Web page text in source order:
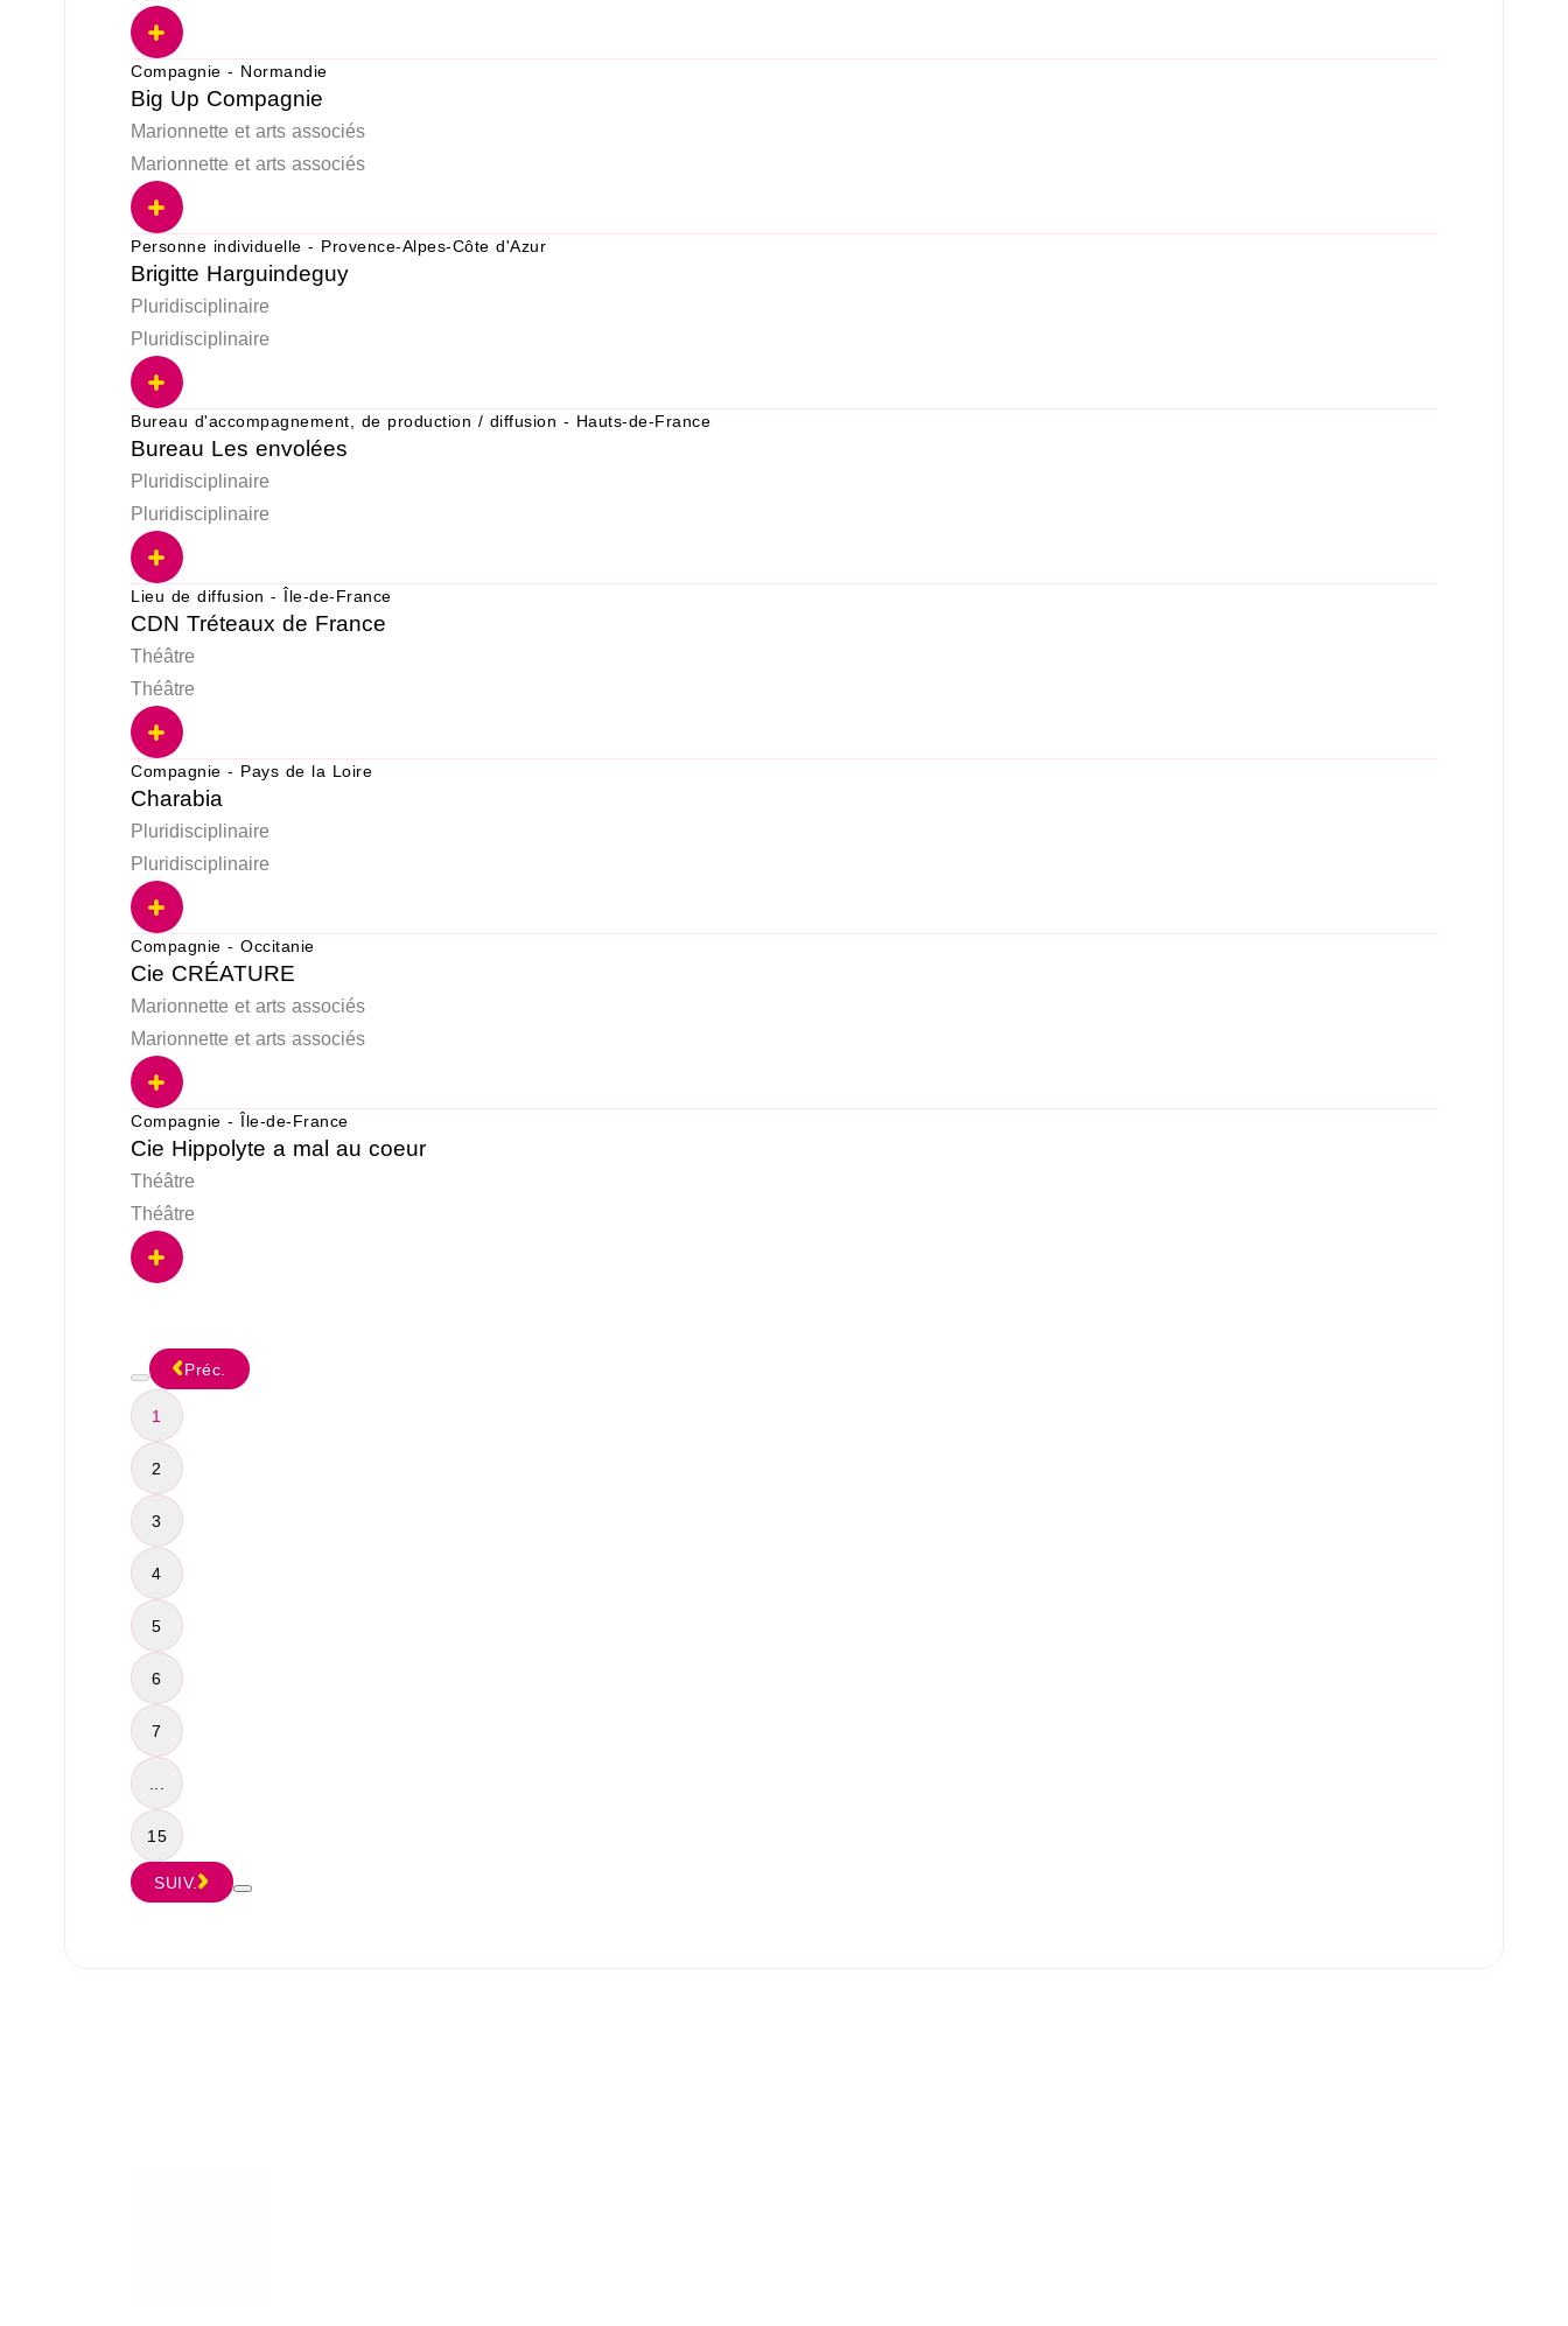
Compagnie - Normandie
Big Up Compagnie
Marionnette et arts associés
Marionnette et arts associés
Personne individuelle - Provence-Alpes-Côte d'Azur
Brigitte Harguindeguy
Pluridisciplinaire
Pluridisciplinaire
Bureau d'accompagnement, de production / diffusion - Hauts-de-France
Bureau Les envolées
Pluridisciplinaire
Pluridisciplinaire
Lieu de diffusion - Île-de-France
CDN Tréteaux de France
Théâtre
Théâtre
Compagnie - Pays de la Loire
Charabia
Pluridisciplinaire
Pluridisciplinaire
Compagnie - Occitanie
Cie CRÉATURE
Marionnette et arts associés
Marionnette et arts associés
Compagnie - Île-de-France
Cie Hippolyte a mal au coeur
Théâtre
Théâtre
Préc.
1
2
3
4
5
6
7
15
SUIV.